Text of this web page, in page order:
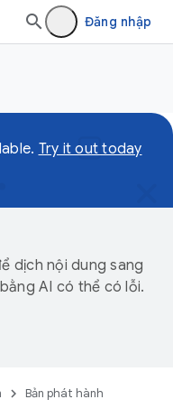
Đăng nhập
Try it out today
dịch nội dung sang
AI có thể có lỗi.
Bản phát hành